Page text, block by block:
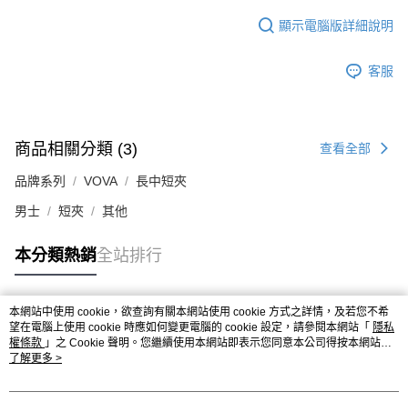
顯示電腦版詳細說明
客服
商品相關分類 (3) 查看全部
品牌系列 VOVA 長中短夾
男士 短夾 其他
本分類熱銷全站排行
熱門標籤
本網站中使用 cookie，欲查詢有關本網站使用 cookie 方式之詳情，及若您不希
望在電腦上使用 cookie 時應如何變更電腦的 cookie 設定，請參閱本網站「 隱私
權條款 」之 Cookie 聲明。您繼續使用本網站即表示您同意本公司得按本網站使
用條款之 Cookie 聲明使用 cookie。
了解更多 >